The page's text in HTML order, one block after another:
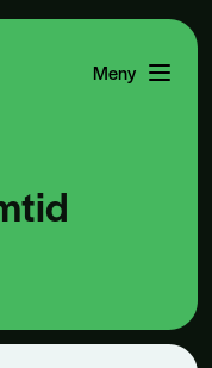
MenyÅpne